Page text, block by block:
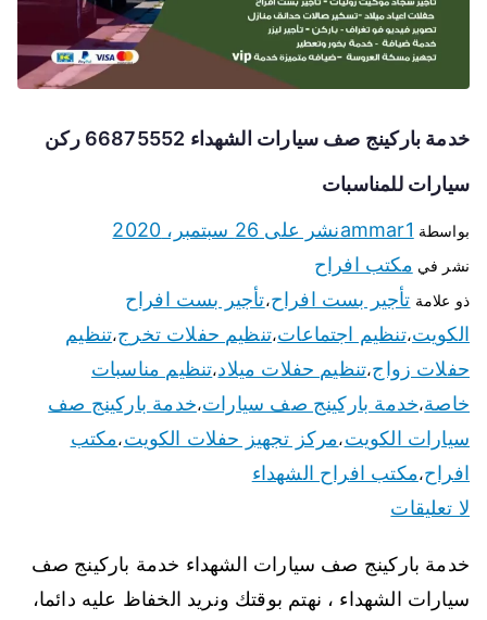
خدمة باركينج صف سيارات الشهداء 66875552 ركن
سيارات للمناسبات
بواسطة ammar1نشر على 26 سبتمبر، 2020
نشر في مكتب افراح
ذو علامة تأجير بست افراح،تأجير بست افراح
الكويت،تنظيم اجتماعات،تنظيم حفلات تخرج،تنظيم
حفلات زواج،تنظيم حفلات ميلاد،تنظيم مناسبات
خاصة،خدمة باركينج صف سيارات،خدمة باركينج صف
سيارات الكويت،مركز تجهيز حفلات الكويت،مكتب
افراح،مكتب افراح الشهداء
لا تعليقات
خدمة باركينج صف سيارات الشهداء خدمة باركينج صف
سيارات الشهداء ، نهتم بوقتك ونريد الخفاظ عليه دائما،